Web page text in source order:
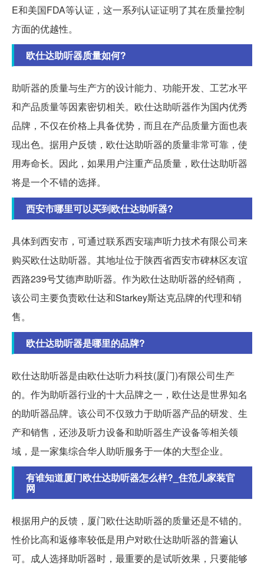
E和美国FDA等认证，这一系列认证证明了其在质量控制
方面的优越性。
欧仕达助听器质量如何?
助听器的质量与生产方的设计能力、功能开发、工艺水平
和产品质量等因素密切相关。欧仕达助听器作为国内优秀
品牌，不仅在价格上具备优势，而且在产品质量方面也表
现出色。据用户反馈，欧仕达助听器的质量非常可靠，使
用寿命长。因此，如果用户注重产品质量，欧仕达助听器
将是一个不错的选择。
西安市哪里可以买到欧仕达助听器?
具体到西安市，可通过联系西安瑞声听力技术有限公司来
购买欧仕达助听器。其地址位于陕西省西安市碑林区友谊
西路239号艾德声助听器。作为欧仕达助听器的经销商，
该公司主要负责欧仕达和Starkey斯达克品牌的代理和销
售。
欧仕达助听器是哪里的品牌?
欧仕达助听器是由欧仕达听力科技(厦门)有限公司生产
的。作为助听器行业的十大品牌之一，欧仕达是世界知名
的助听器品牌。该公司不仅致力于助听器产品的研发、生
产和销售，还涉及听力设备和助听器生产设备等相关领
域，是一家集综合华人助听服务于一体的大型企业。
有谁知道厦门欧仕达助听器怎么样?_住范儿家装官
网
根据用户的反馈，厦门欧仕达助听器的质量还是不错的。
性价比高和返修率较低是用户对欧仕达助听器的普遍认
可。成人选择助听器时，最重要的是试听效果，只要能够